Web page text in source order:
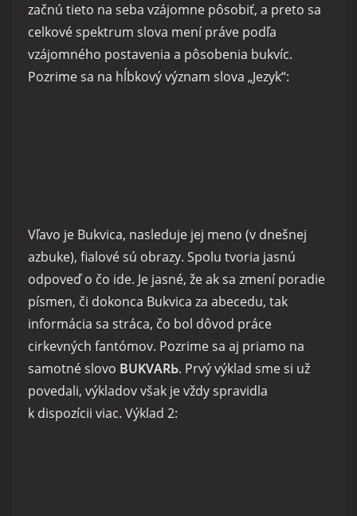
začnú tieto na seba vzájomne pôsobiť, a preto sa
celkové spektrum slova mení práve podľa
vzájomného postavenia a pôsobenia bukvíc.
Pozrime sa na hĺbkový význam slova „Jezyk“:
Vľavo je Bukvica, nasleduje jej meno (v dnešnej
azbuke), fialové sú obrazy. Spolu tvoria jasnú
odpoveď o čo ide. Je jasné, že ak sa zmení poradie
písmen, či dokonca Bukvica za abecedu, tak
informácia sa stráca, čo bol dôvod práce
cirkevných fantómov. Pozrime sa aj priamo na
samotné slovo BUKVARЬ. Prvý výklad sme si už
povedali, výkladov však je vždy spravidla
k dispozícii viac. Výklad 2: